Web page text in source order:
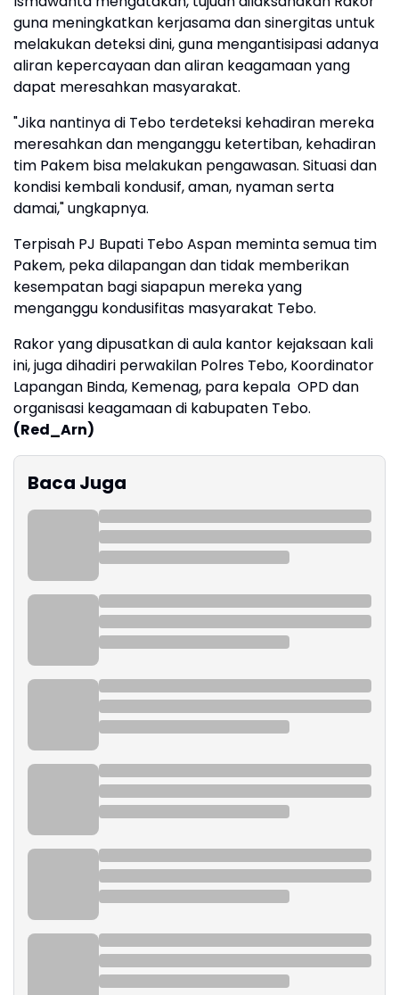
guna meningkatkan kerjasama dan sinergitas untuk
melakukan deteksi dini, guna mengantisipasi adanya
aliran kepercayaan dan aliran keagamaan yang
dapat meresahkan masyarakat.
"Jika nantinya di Tebo terdeteksi kehadiran mereka
meresahkan dan menganggu ketertiban, kehadiran
tim Pakem bisa melakukan pengawasan. Situasi dan
kondisi kembali kondusif, aman, nyaman serta
damai," ungkapnya.
Terpisah PJ Bupati Tebo Aspan meminta semua tim
Pakem, peka dilapangan dan tidak memberikan
kesempatan bagi siapapun mereka yang
menganggu kondusifitas masyarakat Tebo.
Rakor yang dipusatkan di aula kantor kejaksaan kali
ini, juga dihadiri perwakilan Polres Tebo, Koordinator
Lapangan Binda, Kemenag, para kepala OPD dan
organisasi keagamaan di kabupaten Tebo.
(Red_Arn)
Baca Juga